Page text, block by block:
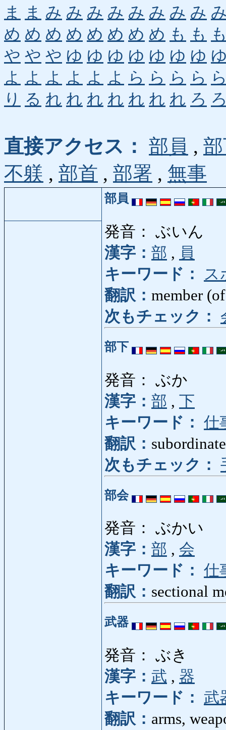
ま
ま み み み み み み み み
め め め め め め め め も も
や や や ゆ ゆ ゆ ゆ ゆ ゆ ゆ
よ よ よ よ よ よ ら ら ら ら
り る れ れ れ れ れ れ れ ろ
直接アクセス： 部員 ,
不躾 , 部首 , 部署 , 無事
部員
発音： ぶいん
漢字： 部 , 員
キーワード：
ス
翻訳： member
次もチェック：
部下
発音： ぶか
漢字： 部 , 下
キーワード： 仕
翻訳：
次もチェック：
部会
発音： ぶかい
漢字： 部 , 会
キーワード： 仕
翻訳： sectional
武器
発音： ぶき
漢字： 武 , 器
キーワード： 武
翻訳： arms,